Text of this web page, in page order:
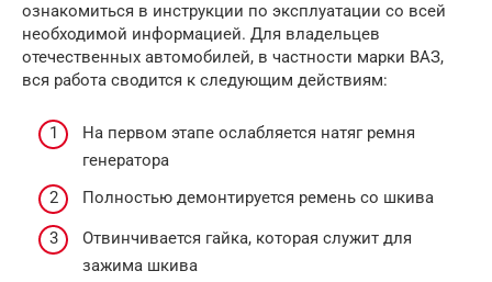
ознакомиться в инструкции по эксплуатации со всей
необходимой информацией. Для владельцев
отечественных автомобилей, в частности марки ВАЗ,
вся работа сводится к следующим действиям:
На первом этапе ослабляется натяг ремня
генератора
Полностью демонтируется ремень со шкива
Отвинчивается гайка, которая служит для
зажима шкива